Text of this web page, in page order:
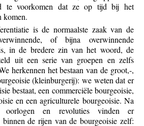
te voorkomen dat ze op tijd bij het
komen.
is de normaalste zaak van de
of bijna overwinnende
in de bredere zin van het woord, de
uit een serie van groepen en zelfs
herkennen het bestaan van de groot,-,
(kleinburgerij): we weten dat er
bestaat, een commerciële bourgeoisie,
en een agriculturele bourgeoisie. Na
oorlogen en revoluties vinden er
binnen de rijen van de bourgeoisie zelf: